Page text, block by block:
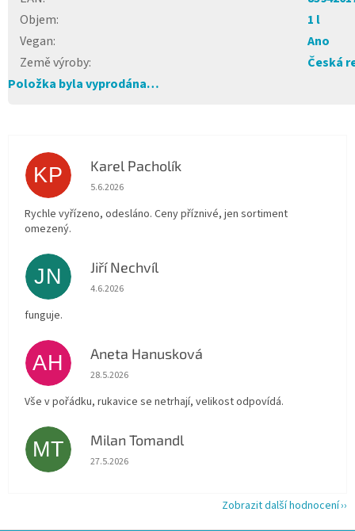
Objem:
1 l
Vegan:
Ano
Země výroby:
Česká
Položka byla vyprodána…
KP Karel Pacholík
Hodnocení obchodu je 4 z 5 hvězdiček.
5.6.2026
Rychle vyřízeno, odesláno. Ceny příznivé, jen sortiment
omezený.
JN Jiří Nechvíl
Hodnocení obchodu je 5 z 5 hvězdiček.
4.6.2026
funguje.
AH Aneta Hanusková
Hodnocení obchodu je 5 z 5 hvězdiček.
28.5.2026
Vše v pořádku, rukavice se netrhají, velikost odpovídá.
MT Milan Tomandl
Hodnocení obchodu je 5 z 5 hvězdiček.
27.5.2026
Zobrazit další hodnocení